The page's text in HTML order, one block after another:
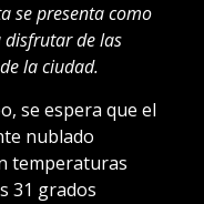
se presenta como
de las
la ciudad.
se espera que el
nublado
temperaturas
31 grados